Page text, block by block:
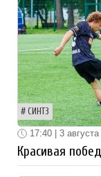
СИНТЗ
17:40 | 3 августа
Красивая